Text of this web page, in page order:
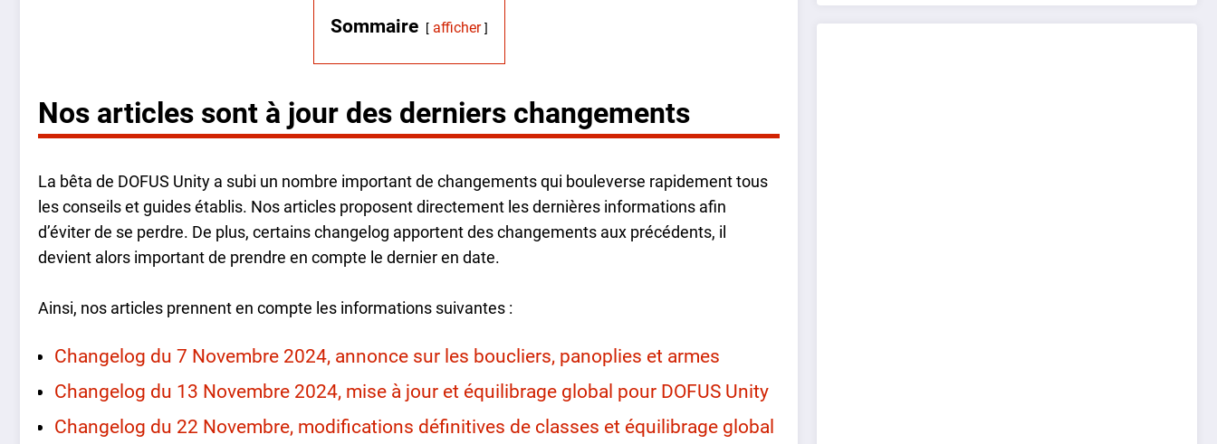
Sommaire afficher
Nos articles sont à jour des derniers changements
La bêta de DOFUS Unity a subi un nombre important de changements qui bouleverse rapidement tous
les conseils et guides établis. Nos articles proposent directement les dernières informations afin
d’éviter de se perdre. De plus, certains changelog apportent des changements aux précédents, il
devient alors important de prendre en compte le dernier en date.
Ainsi, nos articles prennent en compte les informations suivantes :
Changelog du 7 Novembre 2024, annonce sur les boucliers, panoplies et armes
Changelog du 13 Novembre 2024, mise à jour et équilibrage global pour DOFUS Unity
Changelog du 22 Novembre, modifications définitives de classes et équilibrage global